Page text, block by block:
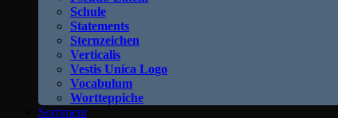
Schule
Statements
Sternzeichen
Verticalis
Vestis Unica Logo
Vocabulum
Wortteppiche
Sortiment